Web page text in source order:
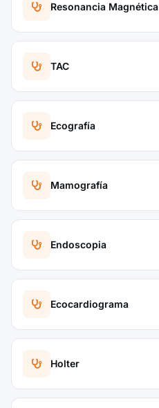
Resonancia Magnética
TAC
Ecografía
Mamografía
Endoscopia
Ecocardiograma
Holter